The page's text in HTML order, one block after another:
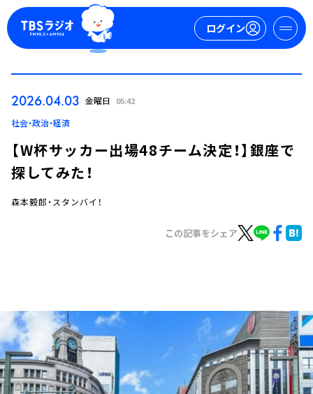
ログイン
お知らせ
イベント・グッズ
YouTube
会社情報
2026.04.03 金曜日 05:42
社会・政治・経済
【W杯サッカー出場48チーム決定！】銀座で
探してみた！
森本毅郎・スタンバイ！
この記事をシェア